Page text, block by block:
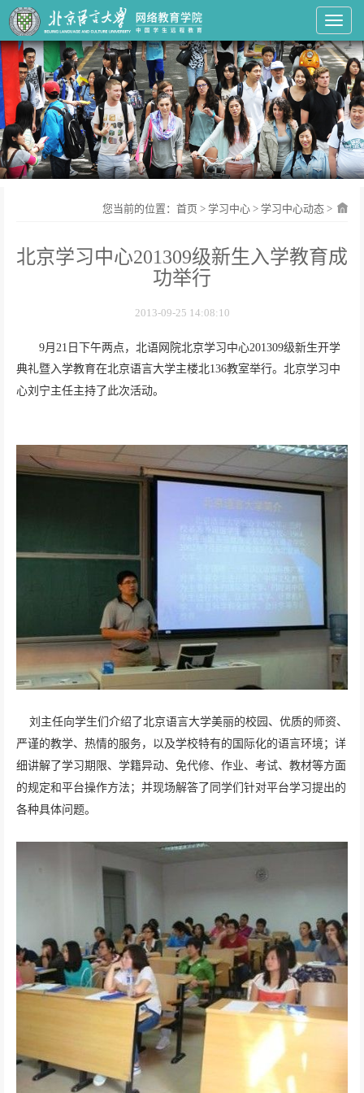
Toggle
您当前的位置： 首页 > 学习中心 > 学习中心动态 >
北京学习中心201309级新生入学教育成
功举行
2013-09-25 14:08:10
9月 21 日 下午两点，北语网院北京学习中心201309级新生开学
典礼暨入学教育在北京语言大学主楼北136教室举行。北京学习中
心刘宁主任主持了此次活动。
刘主任向学生们介绍了北京语言大学美丽的校园、优质的师资、
严谨的教学、热情的服务，以及学校特有的国际化的语言环境；详
细讲解了学习期限、学籍异动、免代修、作业、考试、教材等方面
的规定和平台操作方法；并现场解答了同学们针对平台学习提出的
各种具体问题。